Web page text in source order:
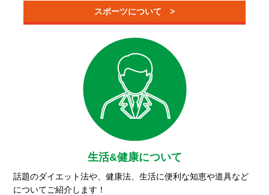
スポーツについて >
生活&健康について
話題のダイエット法や、健康法、生活に便利な知恵や道具など
についてご紹介します！